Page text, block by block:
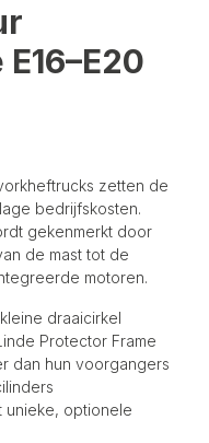
zetten de
bedrijfskosten.
gekenmerkt door
de mast tot de
motoren.
draaicirkel
Protector Frame
dan hun voorgangers
unieke, optionele